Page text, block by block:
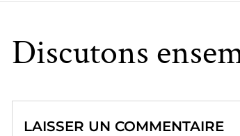
Discutons
LAISSER UN COMMENTAIRE